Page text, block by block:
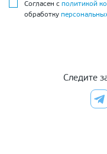
Согласен с политикой
обработку
Следите